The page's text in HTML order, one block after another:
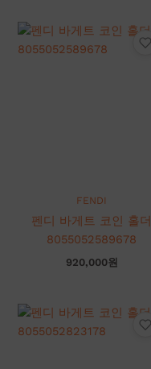
FENDI
펜디 바게트 코인 홀더
8055052589678
920,000원